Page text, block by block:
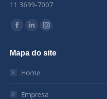
11 3699-7007
Encontre-nos em:
Facebook
opens
window
Linkedin
opens
window
Instagram
opens
window
Mapa do site
Home
Empresa